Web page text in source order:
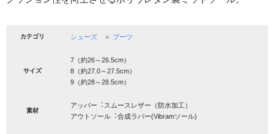
カテゴリ シューズ ＞ ブーツ
サイズ
7（約26～26.5cm）
8（約27.0～27.5cm）
9（約28～28.5cm）
素材
アッパー︓スムースレザー（防水加工）
アウトソール︓合成ラバー(Vibramソール)